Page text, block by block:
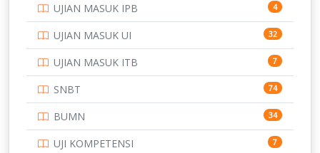
UJIAN MASUK IPB 4
UJIAN MASUK UI 32
UJIAN MASUK ITB 7
SNBT 74
BUMN 34
UJI KOMPETENSI 7